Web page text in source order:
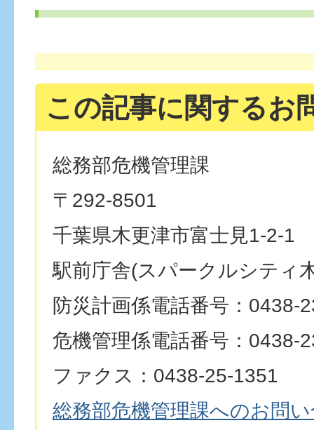
この記事に関するお
総務部危機管理課
〒292-8501
千葉県木更津市富士見1-2-1
駅前庁舎(スパークルシティ
防災計画係電話番号：0438-
危機管理係電話番号：0438-
ファクス：0438-25-1351
総務部危機管理課へのお問